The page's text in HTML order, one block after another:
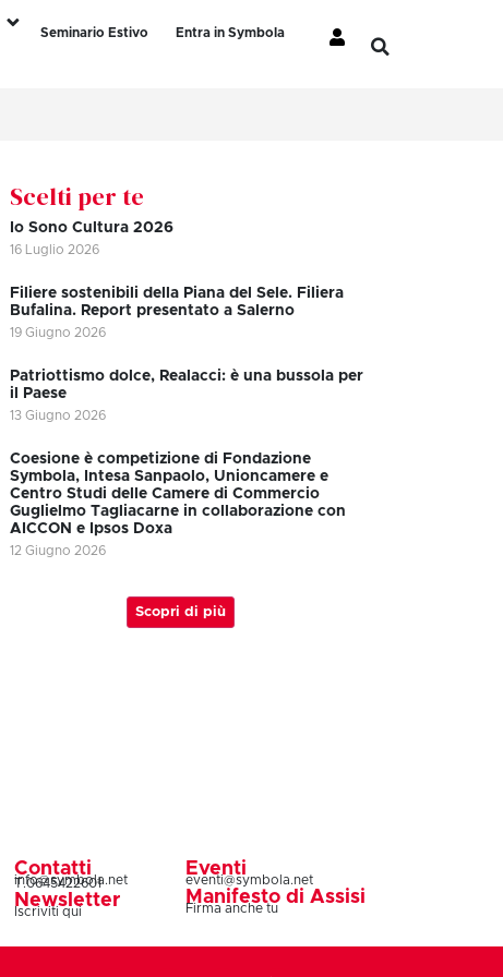
Seminario Estivo
Entra in Symbola
Scelti per te
Io Sono Cultura 2026
16 Luglio 2026
Filiere sostenibili della Piana del Sele. Filiera
Bufalina. Report presentato a Salerno
19 Giugno 2026
Patriottismo dolce, Realacci: è una bussola per
il Paese
13 Giugno 2026
Coesione è competizione di Fondazione
Symbola, Intesa Sanpaolo, Unioncamere e
Centro Studi delle Camere di Commercio
Guglielmo Tagliacarne in collaborazione con
AICCON e Ipsos Doxa
12 Giugno 2026
Scopri di più
Contatti
info@symbola.net
T.0645422601
Newsletter
Iscriviti qui
Eventi
eventi@symbola.net
Manifesto di Assisi
Firma anche tu